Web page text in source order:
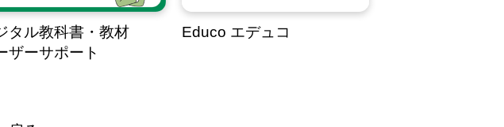
タル教科書・教材
ザーサポート
Educo エデュコ